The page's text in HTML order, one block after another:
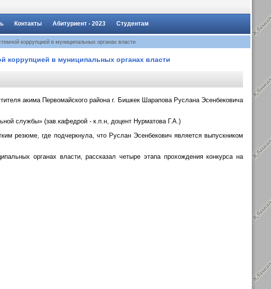
Контакты Абитуриент - 2023 Студентам
коррупцией в муниципальных органах власти
коррупцией в муниципальных органах власти
акима Первомайского района г. Бишкек Шарапова Руслана Эсенбековича
службы» (зав.кафедрой - к.п.н, доцент Нурматова Г.А.)
резюме, где подчеркнула, что Руслан Эсенбекович является выпускником
органах власти, рассказал четыре этапа прохождения конкурса на